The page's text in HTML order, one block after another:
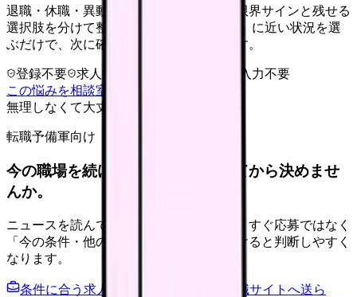
退職・休職・異動を急いで決める前に、限界サインと残せる
選択肢を分けて整理します。 「辞めたい」に近い状況を選
ぶだけで、次に確認することまで進めます。
登録不要 求人押し売りなし
病院名は入力不要
この悩みを相談室で整理する
無理しなくて大丈夫
転職予備軍向け
今の職場を続けるか、条件を比べてから決めませ
んか。
ニュースを読んで不安が強くなった時は、すぐ応募ではなく
「今の条件・他の選択肢・相談先」を分けると判断しやすく
なります。
条件に合う求人通知を受け取る
外部転職サイトへ送ら